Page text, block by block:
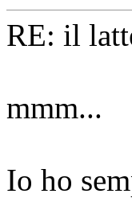
RE: il
mmm...
Io ho